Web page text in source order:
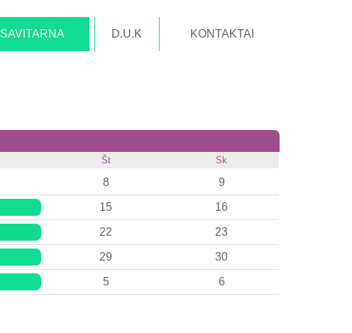
SAVITARNA D.U.K KONTAKTAI
Št Sk
8 9
15 16
22 23
29 30
5 6